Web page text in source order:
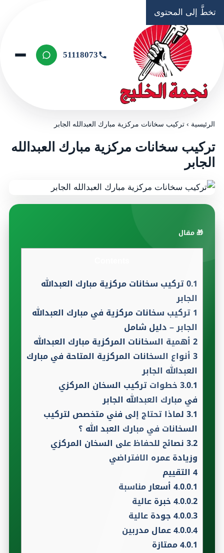
تخطَّ إلى المحتوى
51118073
الرئيسية ›تركيب سخانات مركزية مبارك العبدالله الجابر
تركيب سخانات مركزية مبارك العبدالله
الجابر
🎁 مقال
0.1تركيب سخانات مركزية مبارك العبدالله
الجابر
1تركيب سخانات مركزية في مبارك العبدالله
الجابر – دليل شامل
2أهمية السخانات المركزية مبارك العبدالله
3أنواع السخانات المركزية المتاحة في مبارك
العبدالله الجابر
3.0.1خطوات تركيب السخان المركزي
في مبارك العبدالله الجابر
3.1لماذا تحتاج إلى فني متخصص لتركيب
السخانات في مبارك العبد الله ؟
3.2نصائح للحفاظ على السخان المركزي
وزيادة عمره الافتراضي
4التقييم
4.0.0.1أسعار مناسبة
4.0.0.2خبرة عالية
4.0.0.3جودة عالية
4.0.0.4عمال مدربين
4.0.1ممتازة